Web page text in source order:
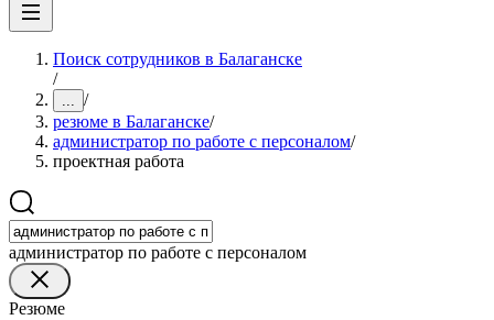
Поиск сотрудников в Балаганске
/
... /
резюме в Балаганске/
администратор по работе с персоналом/
проектная работа
администратор по работе с персоналом
Резюме